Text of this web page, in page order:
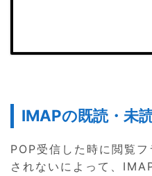
IMAPの既読・未
POP受信した時に閲覧
されないによって、